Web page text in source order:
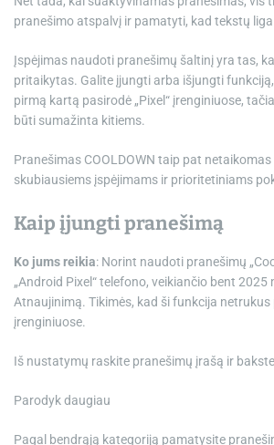
pranešimo atspalvį ir pamatyti, kad tekstų
Įspėjimas naudoti pranešimų šaltinį yra tas,
pritaikytas. Galite įjungti arba išjungti
pirmą kartą pasirodė „Pixel“ įrenginiuose,
būti sumažinta kitiems.
Pranešimas COOLDOWN taip pat
skubiausiems įspėjimams ir prioritetiniams
Kaip įjungti pranešimą
Ko jums reikia: Norint naudoti pranešimų
„Android Pixel“ telefono, veikiančio bent 2025
Atnaujinimą. Tikimės, kad ši funkcija
įrenginiuose.
Iš nustatymų raskite pranešimų įrašą ir
Parodyk daugiau
Pagal bendrąją kategoriją pamatysite